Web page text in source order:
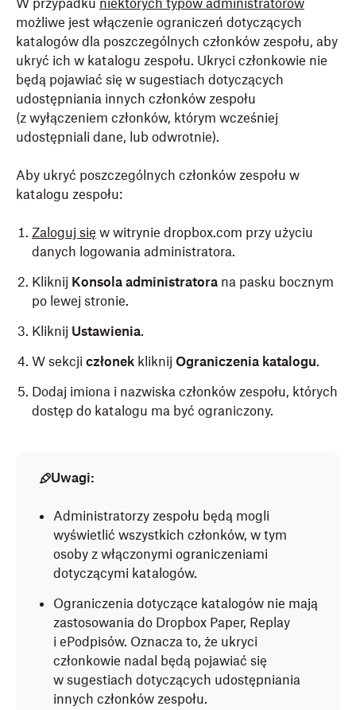
W przypadku niektórych typów administratorów
możliwe jest włączenie ograniczeń dotyczących
katalogów dla poszczególnych członków zespołu, aby
ukryć ich w katalogu zespołu. Ukryci członkowie nie
będą pojawiać się w sugestiach dotyczących
udostępniania innych członków zespołu
(z wyłączeniem członków, którym wcześniej
udostępniali dane, lub odwrotnie).
Aby ukryć poszczególnych członków zespołu w
katalogu zespołu:
Zaloguj się w witrynie dropbox.com przy użyciu
danych logowania administratora.
Kliknij Konsola administratora na pasku bocznym
po lewej stronie.
Kliknij Ustawienia.
W sekcji członek kliknij Ograniczenia katalogu.
Dodaj imiona i nazwiska członków zespołu, których
dostęp do katalogu ma być ograniczony.
Uwagi:
Administratorzy zespołu będą mogli
wyświetlić wszystkich członków, w tym
osoby z włączonymi ograniczeniami
dotyczącymi katalogów.
Ograniczenia dotyczące katalogów nie mają
zastosowania do Dropbox Paper, Replay
i ePodpisów. Oznacza to, że ukryci
członkowie nadal będą pojawiać się
w sugestiach dotyczących udostępniania
innych członków zespołu.